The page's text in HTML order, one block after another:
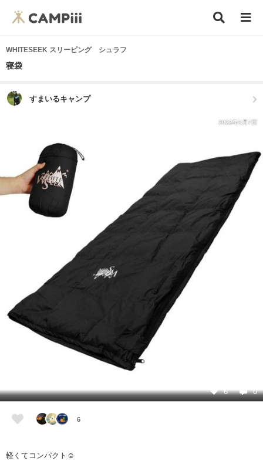
WHITESEEK スリーピング シュラフ
寝袋
すまいるキャンプ
2022年3月7日
6 0
6
軽くてコンパクト☺️